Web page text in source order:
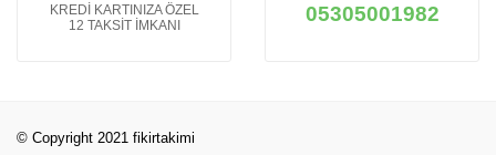
KREDİ KARTINIZA ÖZEL
12 TAKSİT İMKANI
05305001982
© Copyright 2021 fikirtakimi